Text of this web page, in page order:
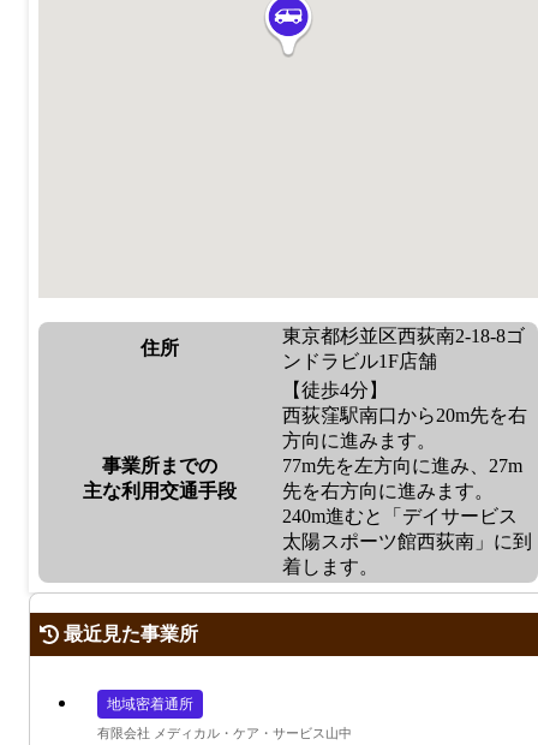
住所
東京都杉並区西荻南2-18-8ゴ
ンドラビル1F店舗
事業所までの
主な利用交通手段
【徒歩4分】
西荻窪駅南口から20m先を右
方向に進みます。
77m先を左方向に進み、27m
先を右方向に進みます。
240m進むと「デイサービス
太陽スポーツ館西荻南」に到
着します。
最近見た事業所
地域密着通所
有限会社 メディカル・ケア・サービス山中